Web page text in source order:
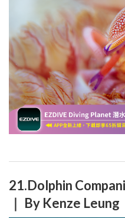
21.Dolphin
｜ By Kenze Leung